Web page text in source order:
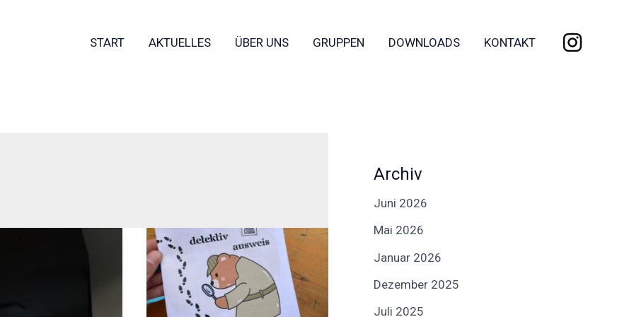
START AKTUELLES ÜBER UNS GRUPPEN DOWNLOADS KONTAKT
Sommerlager
2025
Archiv
Juni 2026
Mai 2026
Januar 2026
Dezember 2025
Juli 2025